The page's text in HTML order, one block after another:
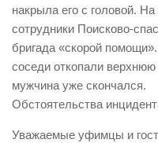
Пресс-центр
СМИ о нас
Конкурсы
накрыла его с головой.
сотрудники Поисково-
бригада «скорой
соседи откопали
мужчина уже скончался.
Обстоятельства
Уважаемые уфимцы и